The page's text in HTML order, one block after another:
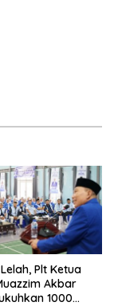
Plt Ketua
Akbar
1000